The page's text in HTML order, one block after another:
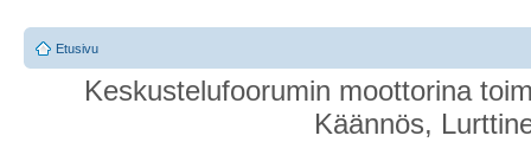
Etusivu
Keskustelufoorumin moottorina
Käännös,